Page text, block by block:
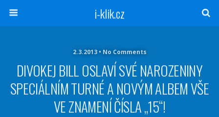
i-klik.cz
2.3.2013 • No Comments
DIVOKEJ BILL OSLAVÍ SVÉ NAROZENINY
SPECIÁLNÍM TURNÉ A NOVÝM ALBEM VŠE
VE ZNAMENÍ ČÍSLA „15“!